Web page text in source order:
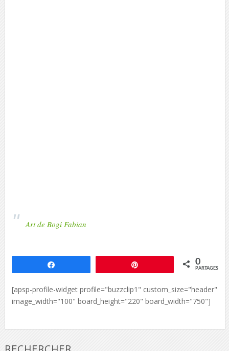
Art de Bogi Fabian
0
PARTAGES
[apsp-profile-widget profile="buzzclip1" custom_size="header"
image_width="100" board_height="220" board_width="750"]